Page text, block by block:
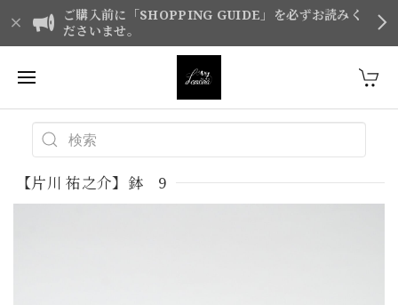
ご購入前に「SHOPPING GUIDE」を必ずお読みく
ださいませ。
【片川 祐之介】鉢 9